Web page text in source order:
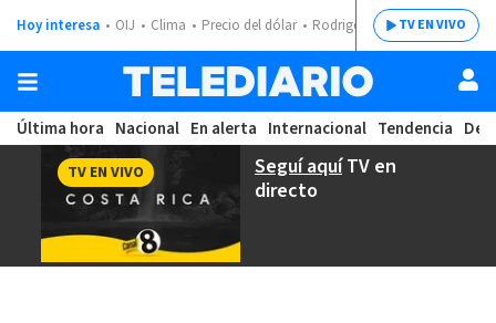
Hoy interesa OIJ Clima Precio del dólar Rodrigo ChavesTV EN VIVO
Última hora Nacional En alerta Internacional Tendencia
Seguí aquíTV en
directo
TV EN VIVO